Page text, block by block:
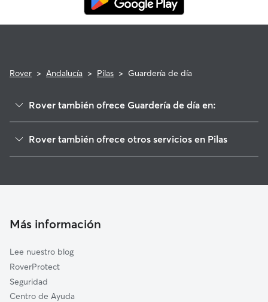
Rover > Andalucía > Pilas > Guardería de día
Rover también ofrece Guardería de día en:
Hinojos
Castilleja del Campo
Chucena
Sanlúcar la Mayor
Umbrete
Rover también ofrece otros servicios en Pilas
Cuidadores a domicilio en Pilas
Más información
Lee nuestro blog
RoverProtect
Seguridad
Centro de Ayuda